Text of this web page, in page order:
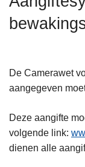
De Camerawet
aangegeven
Deze aangifte
volgende link:
dienen alle